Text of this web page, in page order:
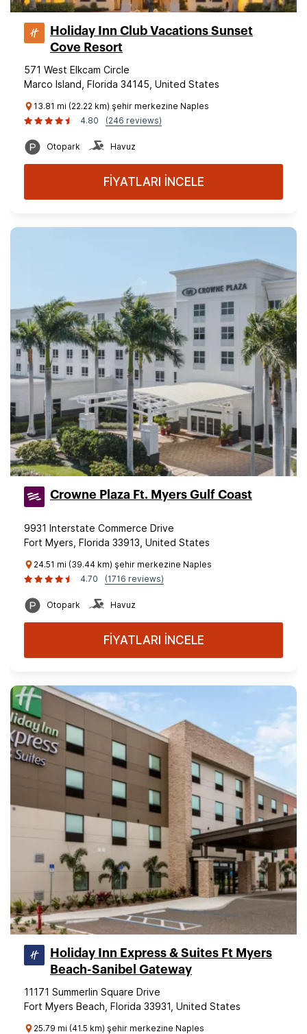
Holiday Inn Club Vacations Sunset
Cove Resort
571 West Elkcam Circle
Marco Island, Florida 34145, United States
13.81 mi (22.22 km) şehir merkezine Naples
4.80
(246 reviews)
Otopark Havuz
FİYATLARI İNCELE
Crowne Plaza Ft. Myers Gulf Coast
9931 Interstate Commerce Drive
Fort Myers, Florida 33913, United States
24.51 mi (39.44 km) şehir merkezine Naples
4.70
(1716 reviews)
Otopark Havuz
FİYATLARI İNCELE
Holiday Inn Express & Suites Ft Myers
Beach-Sanibel Gateway
11171 Summerlin Square Drive
Fort Myers Beach, Florida 33931, United States
25.79 mi (41.5 km) şehir merkezine Naples